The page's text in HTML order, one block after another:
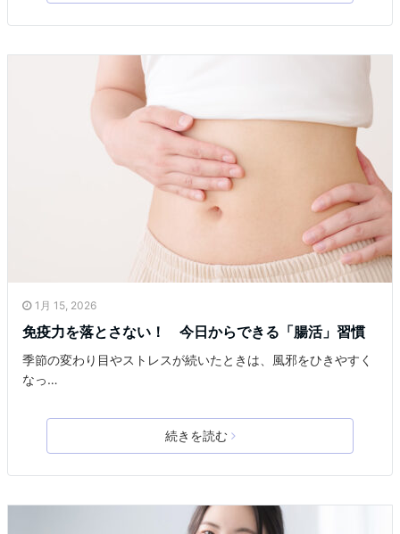
1月 15, 2026
免疫力を落とさない！ 今日からできる「腸活」習慣
季節の変わり目やストレスが続いたときは、風邪をひきやすく
なっ…
続きを読む